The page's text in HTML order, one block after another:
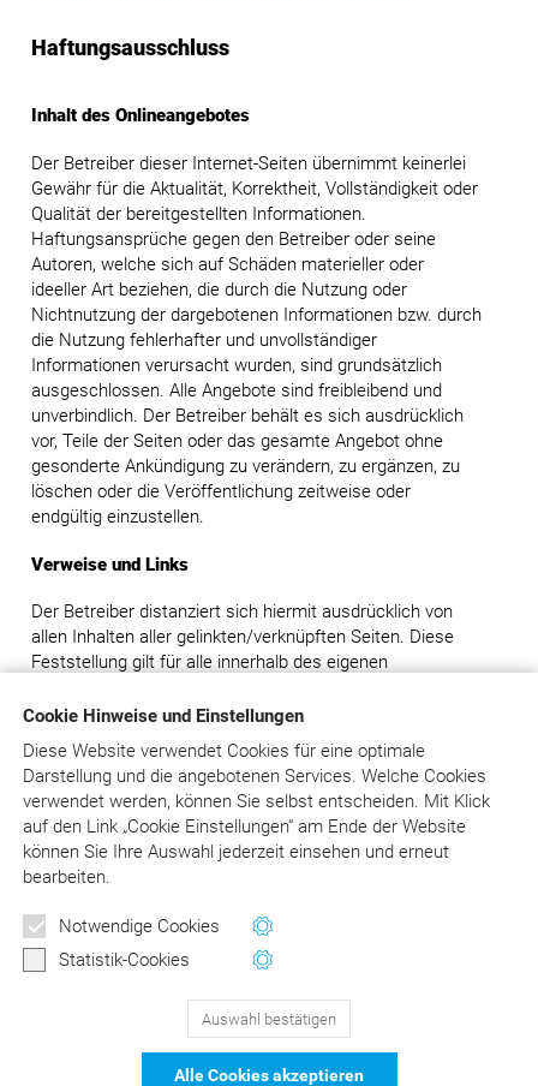
Cookie Hinweise und Einstellungen
Diese Website verwendet Cookies für eine optimale
Darstellung und die angebotenen Services. Welche Cookies
verwendet werden, können Sie selbst entscheiden. Mit Klick
aufden Link „Cookie Einstellungen“ am Ende der Website
können Sie Ihre Auswahl jederzeit einsehen und erneut
bearbeiten.
Notwendige Cookies
Statistik-Cookies
Auswahl bestätigen
Alle Cookies akzeptieren
Haftungsausschluss
Inhalt des Onlineangebotes
Der Betreiber dieser Internet-Seiten übernimmt keinerlei
Gewähr für die Aktualität, Korrektheit, Vollständigkeit oder
Qualität der bereitgestellten Informationen.
Haftungsansprüche gegen den Betreiber oder seine
Autoren, welche sich auf Schäden materieller oder
ideeller Art beziehen, die durch die Nutzung oder
Nichtnutzung der dargebotenen Informationen bzw. durch
die Nutzung fehlerhafter und unvollständiger
Informationen verursacht wurden, sind grundsätzlich
ausgeschlossen. Alle Angebote sind freibleibend und
unverbindlich. Der Betreiber behält es sich ausdrücklich
vor, Teile der Seiten oder das gesamte Angebot ohne
gesonderte Ankündigung zu verändern, zu ergänzen, zu
löschen oder die Veröffentlichung zeitweise oder
endgültig einzustellen.
Verweise und Links
Der Betreiber distanziert sich hiermit ausdrücklich von
allen Inhalten aller gelinkten/verknüpften Seiten. Diese
Feststellung gilt für alle innerhalb des eigenen
Dieser Haftungsausschluss ist als Teil des gesamten
Internetangebotes des Betreibers zu betrachten. Sofern
Teile oder einzelne Formulierungen dieses Textes der
geltenden Rechtslage nicht, nicht mehr oder nicht
vollständig entsprechen sollten, bleiben die übrigen Teile
des Dokumentes in ihrem Inhalt und ihrer Gültigkeit davon
unberührt.
Newsletter
Wertvolle Tipps und Hinweise
Jetzt anmelden